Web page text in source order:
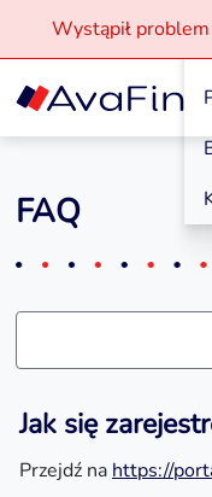
Przejdź
Wystąpił problem
FAQ
Jak się
Przejdź na https://